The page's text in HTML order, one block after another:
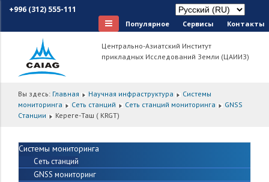
+996 (312) 555-111
Популярное Сервисы Контакты
Центрально-Азиатский Институт
прикладных Исследований Земли (ЦАИИЗ)
Вы здесь: Главная Научная инфраструктура
Системы
мониторинга
Сеть станций Сеть станций мониторинга
GNSS
Cтанции
Кереге-Таш ( KRGT)
Системы мониторинга
Сеть станций
GNSS мониторинг